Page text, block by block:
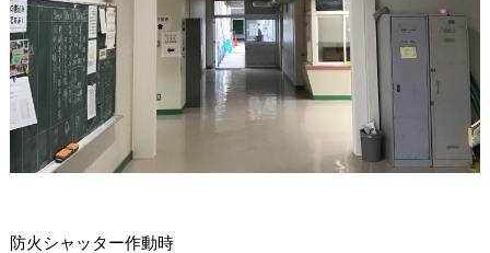
防火シャッター作動時